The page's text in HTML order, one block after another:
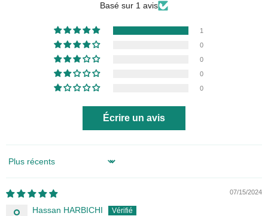
Basé sur 1 avis
1
0
0
0
0
Écrire un avis
Sort by
07/15/2024
Hassan HARBICHI